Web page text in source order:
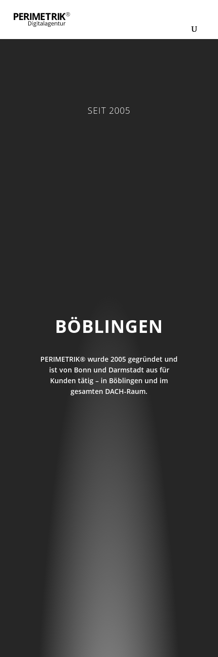
SEIT 2005
BÖBLINGEN
PERIMETRIK® wurde 2005 gegründet und
ist von Bonn und Darmstadt aus für
Kunden tätig – in Böblingen und im
gesamten DACH-Raum.